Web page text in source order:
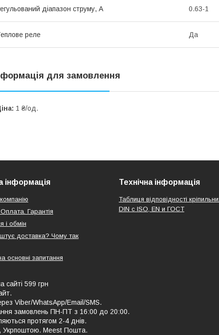
діапазон струму, А 0.63-1
реле Да
для замовлення
1 ₴/од.
інформація
Гарантія
і обмін
доставка? Чому так
основні запитання
Технічна інформація
Таблиця відповідності
DIN с ISO, EN и ГОСТ
сайті 599 грн
Viber/WhatsApp/Email/SMS.
замовлень ПН-ПТ з 16:00 до 20:00.
протягом 2-4 днів.
Укрпоштою. Meest Пошта.